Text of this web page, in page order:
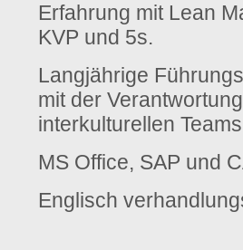
Erfahrung mit Lean
KVP und 5s.
Langjährige
mit der
interkulturellen
MS Office, SAP und
Englisch